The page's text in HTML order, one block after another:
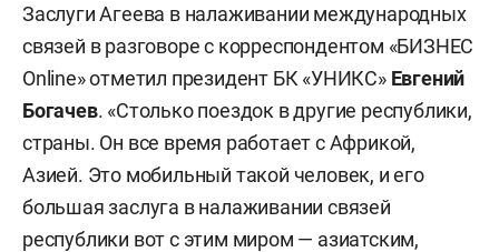
АНО «Казань Экспо»
Игорь Астафьев
Председатель ассоциации фермеров и
крестьянских подворий РТКамияр Байтемиров
Индивидуальный предпринимательШамиль
Бахтеев
Заслуги Агеева в налаживании международных
связей в разговоре с корреспондентом «БИЗНЕС
Online» отметил президент БК «УНИКС» Евгений
Богачев. «Столько поездок в другие республики,
страны. Он все время работает с Африкой,
Азией. Это мобильный такой человек, и его
большая заслуга в налаживании связей
республики вот с этим миром — азиатским,